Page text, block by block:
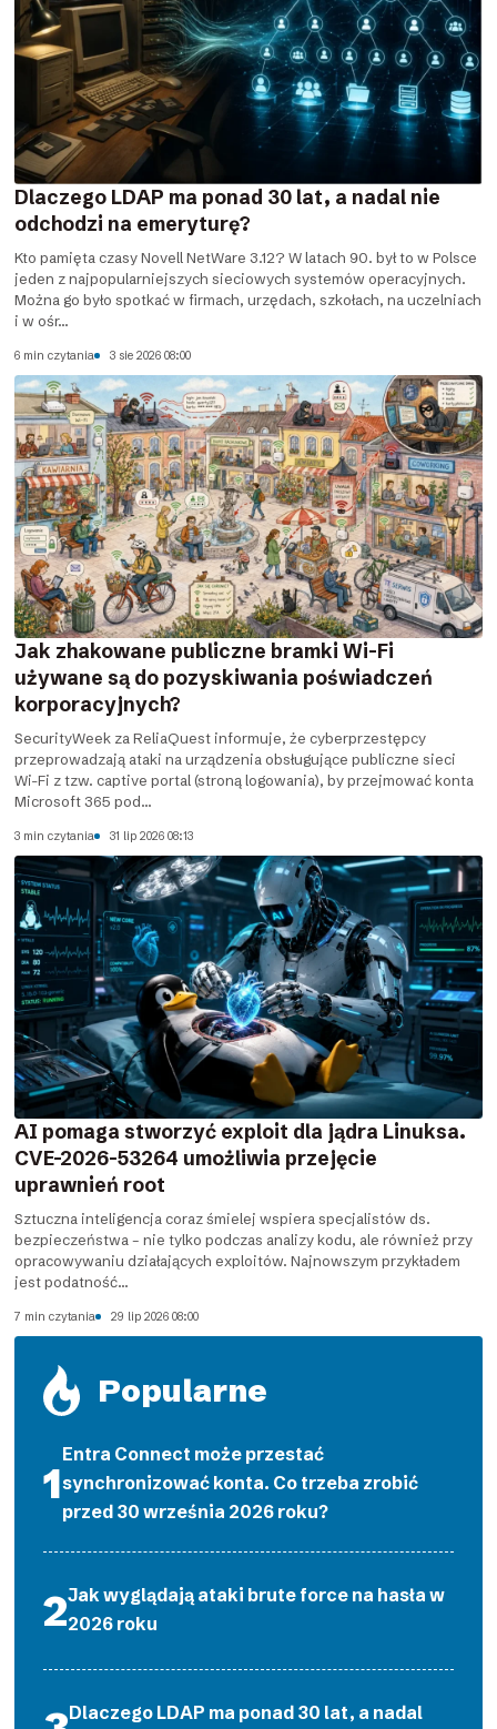
Dlaczego LDAP ma ponad 30 lat, a nadal nie
odchodzi na emeryturę?
Kto pamięta czasy Novell NetWare 3.12? W latach 90. był to w Polsce
jeden z najpopularniejszych sieciowych systemów operacyjnych.
Można go było spotkać w firmach, urzędach, szkołach, na uczelniach
i w ośr...
6 min czytania 3 sie 2026 08:00
Jak zhakowane publiczne bramki Wi-Fi
używane są do pozyskiwania poświadczeń
korporacyjnych?
SecurityWeek za ReliaQuest informuje, że cyberprzestępcy
przeprowadzają ataki na urządzenia obsługujące publiczne sieci
Wi-Fi z tzw. captive portal (stroną logowania), by przejmować konta
Microsoft 365 pod...
3 min czytania 31 lip 2026 08:13
AI pomaga stworzyć exploit dla jądra Linuksa.
CVE-2026-53264 umożliwia przejęcie
uprawnień root
Sztuczna inteligencja coraz śmielej wspiera specjalistów ds.
bezpieczeństwa – nie tylko podczas analizy kodu, ale również przy
opracowywaniu działających exploitów. Najnowszym przykładem
jest podatność...
7 min czytania 29 lip 2026 08:00
Popularne
Entra Connect może przestać
synchronizować konta. Co trzeba zrobić
przed 30 września 2026 roku?
Jak wyglądają ataki brute force na hasła w
2026 roku
Dlaczego LDAP ma ponad 30 lat, a nadal